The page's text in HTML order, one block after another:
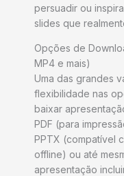
persuadir ou
slides que
Opções de
MP4 e mais)
Uma das grandes
flexibilidade nas
baixar
PDF (para
PPTX (compatível
offline) ou até
apresentação